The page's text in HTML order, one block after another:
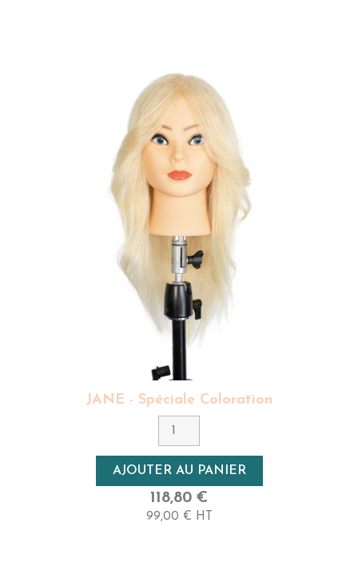
JANE - Spéciale Coloration
AJOUTER AU PANIER
118,80 €
99,00 € HT